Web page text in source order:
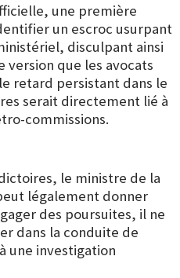
une première
un escroc usurpant
disculpant ainsi
version que les avocats
retard persistant dans le
serait directement lié à
commissions.
le ministre de la
légalement donner
des poursuites, il ne
dans la conduite de
une investigation